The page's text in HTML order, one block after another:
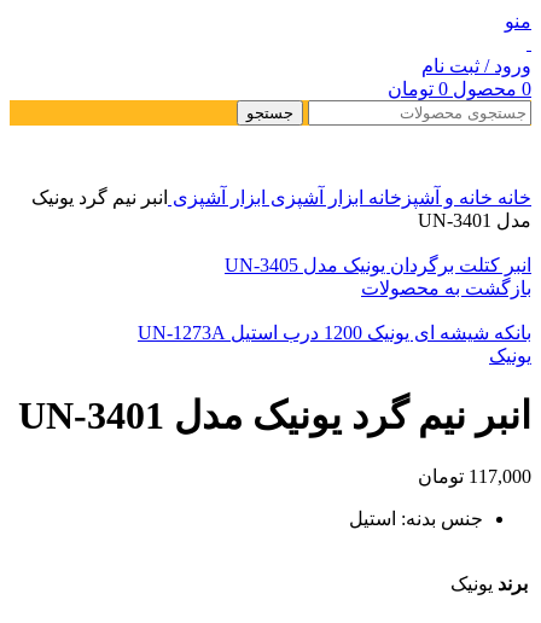
منو
ورود / ثبت نام
0 محصول 0 تومان
جستجو
خانه خانه و آشپزخانه ابزار آشپزی ابزار آشپزی انبر نیم گرد یونیک
مدل UN-3401
انبر کتلت برگردان یونیک مدل UN-3405
بازگشت به محصولات
بانکه شیشه ای یونیک 1200 درب استیل UN-1273A
یونیک
انبر نیم گرد یونیک مدل UN-3401
117,000 تومان
جنس بدنه: استیل
برند یونیک